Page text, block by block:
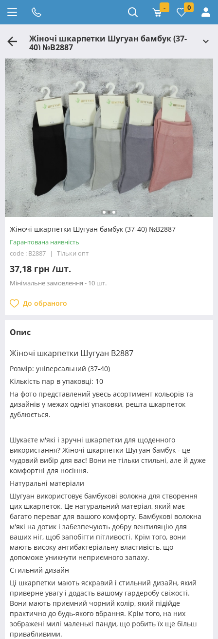
- 0
Жіночі шкарпетки Шугуан бамбук (37-
40) №B2887
Жіночі шкарпетки Шугуан бамбук (37-40) №B2887
Гарантована наявність
code : B2887
Тільки опт
37,18 грн /шт.
Мінімальне замовлення - 10 шт.
До обраного
Опис
Жіночі шкарпетки Шугуан B2887
Розмір: універсальний (37-40)
Кількість пар в упаковці: 10
На фото представлений увесь асортимент кольорів та
дизайнів у межах однієї упаковки, решта шкарпеток
дублюється.
Шукаєте м'які і зручні шкарпетки для щоденного
використання? Жіночі шкарпетки Шугуан бамбук - це
чудовий вибір для вас! Вони не тільки стильні, але й дуже
комфортні для носіння.
Натуральні матеріали
Шугуан використовує бамбукові волокна для створення
цих шкарпеток. Це натуральний матеріал, який має
багато переваг для вашого комфорту. Бамбукові волокна
м'які на дотик і забезпечують добру вентиляцію для
ваших ніг, щоб запобігти пітливості. Крім того, вони
мають високу антибактеріальну властивість, що
допоможе уникнути неприємного запаху.
Стильний дизайн
Ці шкарпетки мають яскравий і стильний дизайн, який
приверне увагу і додасть вашому гардеробу свіжості.
Вони мають приємний чорний колір, який підійде
практично до будь-якого вбрання. Крім того, на них
зображені милі маленькі панди, що робить їх ще більш
привабливими.